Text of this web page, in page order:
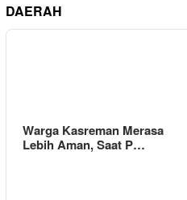
DAERAH
Warga Kasreman Merasa
Lebih Aman, Saat P…